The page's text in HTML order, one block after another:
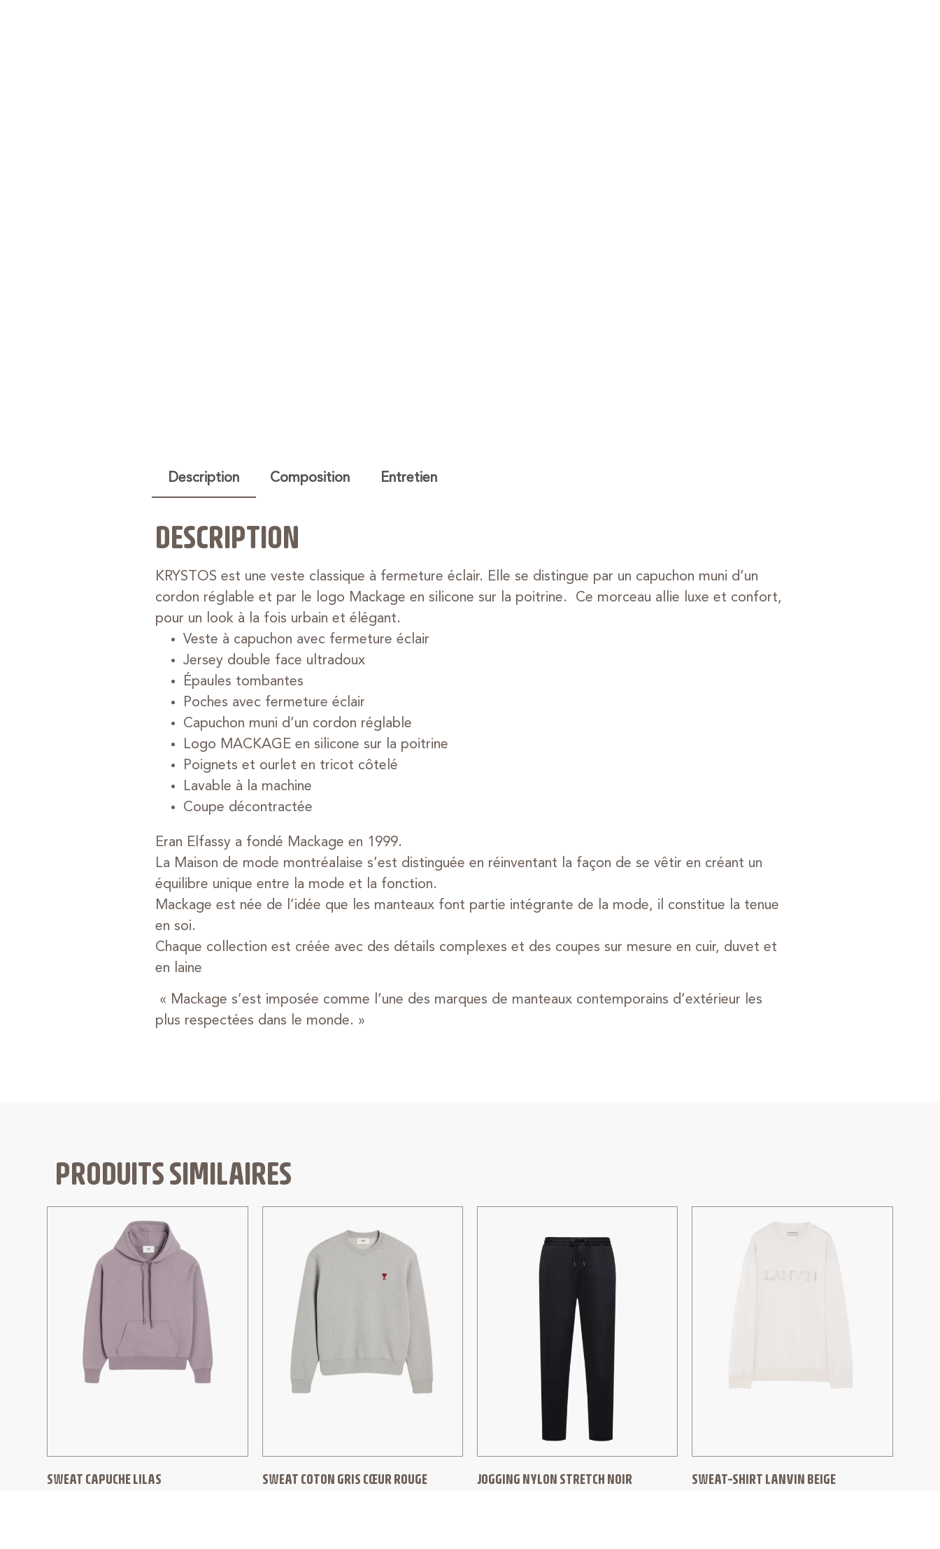
Description Composition Entretien
DESCRIPTION
KRYSTOS est une veste classique à fermeture éclair. Elle se distingue par un capuchon muni d’un
cordon réglable et par le logo Mackage en silicone sur la poitrine. Ce morceau allie luxe et confort,
pour un look à la fois urbain et élégant.
Veste à capuchon avec fermeture éclair
Jersey double face ultradoux
Épaules tombantes
Poches avec fermeture éclair
Capuchon muni d’un cordon réglable
Logo MACKAGE en silicone sur la poitrine
Poignets et ourlet en tricot côtelé
Lavable à la machine
Coupe décontractée
Eran Elfassy a fondé Mackage en 1999.
La Maison de mode montréalaise s’est distinguée en réinventant la façon de se vêtir en créant un
équilibre unique entre la mode et la fonction.
Mackage est née de l’idée que les manteaux font partie intégrante de la mode, il constitue la tenue
en soi.
Chaque collection est créée avec des détails complexes et des coupes sur mesure en cuir, duvet et
en laine
« Mackage s’est imposée comme l’une des marques de manteaux contemporains d’extérieur les
plus respectées dans le monde. »
PRODUITS SIMILAIRES
SWEAT CAPUCHE LILAS SWEAT COTON GRIS CŒUR ROUGE JOGGING NYLON STRETCH NOIR SWEAT-SHIRT LANVIN BEIGE